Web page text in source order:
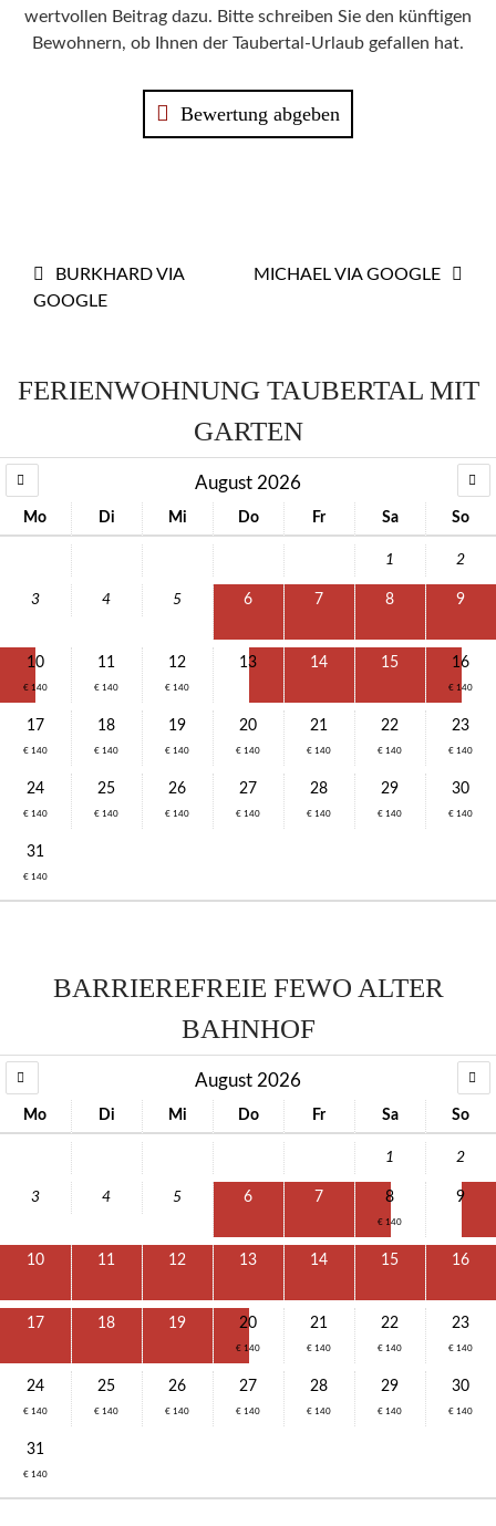
wertvollen Beitrag dazu. Bitte schreiben Sie den künftigen
Bewohnern, ob Ihnen der Taubertal-Urlaub gefallen hat.
Bewertung abgeben
BEITRAGS-
NAVIGATION
BURKHARD VIA
GOOGLE
MICHAEL VIA GOOGLE
FERIENWOHNUNG TAUBERTAL MIT
GARTEN
August 2026
Mo Di Mi Do Fr Sa So
1 2
3 4 5 6 7 8 9
10
€ 140
11
€ 140
12
€ 140
13 14 15 16
€ 140
17
€ 140
18
€ 140
19
€ 140
20
€ 140
21
€ 140
22
€ 140
23
€ 140
24
€ 140
25
€ 140
26
€ 140
27
€ 140
28
€ 140
29
€ 140
30
€ 140
31
€ 140
BARRIEREFREIE FEWO ALTER
BAHNHOF
August 2026
Mo Di Mi Do Fr Sa So
1 2
3 4 5 6 7 8
€ 140
9
10 11 12 13 14 15 16
17 18 19 20
€ 140
21
€ 140
22
€ 140
23
€ 140
24
€ 140
25
€ 140
26
€ 140
27
€ 140
28
€ 140
29
€ 140
30
€ 140
31
€ 140